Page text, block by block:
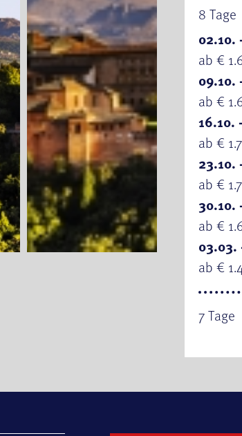
1. Tag: Anreise & Orangenplantage
8 Tage
02.10.
ab €
09.10.
ab €
16.10.
ab €
23.10.
ab €
30.10.
ab €
03.03.
ab €
7 Tage